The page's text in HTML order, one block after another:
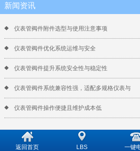
新闻资讯
仪表管阀件附件选型与使用注意事项
仪表管阀件优化系统运维与安全
仪表管阀件提升系统安全性与稳定性
仪表管阀件系统兼容性强，适配多规格仪表与
仪表管阀件操作便捷且维护成本低
返回首页 LBS 一键